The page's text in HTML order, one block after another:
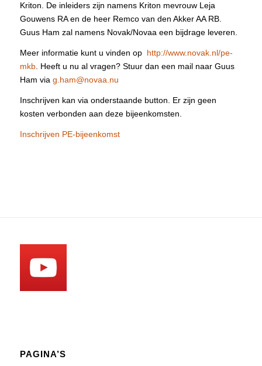
Kriton. De inleiders zijn namens Kriton mevrouw Leja
Gouwens RA en de heer Remco van den Akker AA RB.
Guus Ham zal namens Novak/Novaa een bijdrage leveren.
Meer informatie kunt u vinden op http://www.novak.nl/pe-
mkb. Heeft u nu al vragen? Stuur dan een mail naar Guus
Ham via g.ham@novaa.nu
Inschrijven kan via onderstaande button. Er zijn geen
kosten verbonden aan deze bijeenkomsten.
Inschrijven PE-bijeenkomst
PAGINA’S